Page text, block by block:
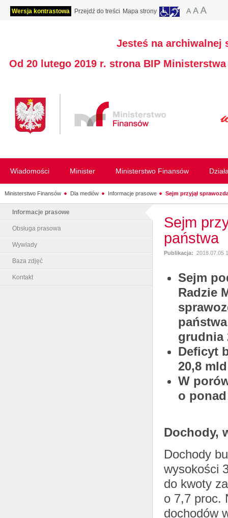
Wersja kontrastowa Przejdź do treści Mapa strony
Jesteś na archiwalnej
Od 20 lutego 2019 r. strona BIP
Wiadomości Minister Ministerstwo Finansów
Ministerstwo Finansów Dla mediów Informacje prasowe Sejm przyjął
Informacje prasowe
Obsługa prasowa
Wywiady
Baza zdjęć
Kontakt
Sejm
państwa
Publikacja: 2018.07.05
Sejm
Radzie
grudnia
Deficyt
20,8
W
o ponad
Dochody,
Dochody
wysokości
do kwoty
o 7,7 proc.
dochodów